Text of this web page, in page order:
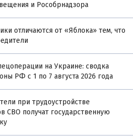
и Рособрнадзора
отличаются от «Яблока» тем, что
на Украине: сводка
РФ с 1 по 7 августа 2026 года
при трудоустройстве
СВО получат государственную